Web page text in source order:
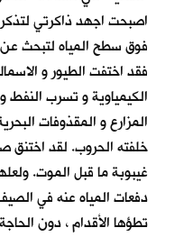
اصبحت اجهد ذاكرتي
فوق سطح المياه لتبحث عن
فقد اختفت الطيور و
الكيمياوية و تسرب النفط و
المزارع و المقذوفات
خلفته الحروب. لقد اختنق
غيبوبة ما قبل الموت.
دفعات المياه عنه في
تطؤها الأقدام ، دون